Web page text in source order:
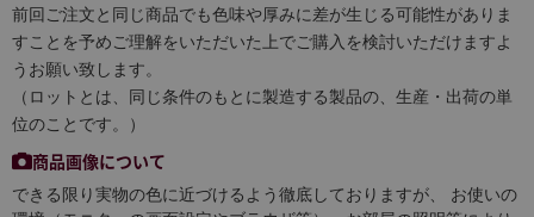
前回ご注文と同じ商品でも色味や厚みに差が生じる可能性がありま
すことを予めご理解をいただいた上でご購入を検討いただけますよ
うお願い致します。
（ロットとは、同じ条件のもとに製造する製品の、生産・出荷の単
位のことです。）
商品画像について
できる限り実物の色に近づけるよう徹底しておりますが、 お使いの